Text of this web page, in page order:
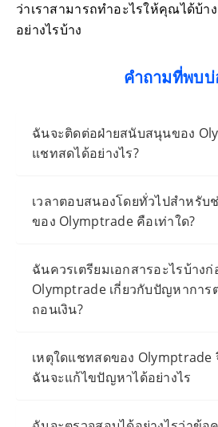
ว่าเราสามารถทำอะไรให้คุณได้บ้า
อย่างไรบ้าง
คำถามที่พบบ่
ฉันจะติดต่อฝ่ายสนับสนุนของ
แชทสดได้อย่างไร?
เวลาตอบสนองโดยทั่วไปสำหรั
ของ Olymptrade คือเท่าใด?
ฉันควรเตรียมเอกสารอะไรบ้าง
Olymptrade เกี่ยวกับปัญหาการ
ถอนเงิน?
เหตุใดแชทสดของ Olymptrade
ฉันจะแก้ไขปัญหาได้อย่างไร